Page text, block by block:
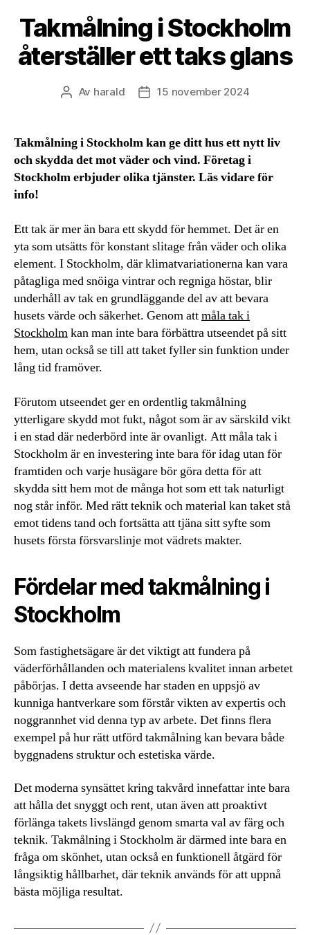
Takmålning i Stockholm
återställer ett taks glans
Inläggsförfattare
Av harald Inläggsdatum
15 november 2024
Takmålning i Stockholm kan ge ditt hus ett nytt liv
och skydda det mot väder och vind. Företag i
Stockholm erbjuder olika tjänster. Läs vidare för
info!
Ett tak är mer än bara ett skydd för hemmet. Det är en
yta som utsätts för konstant slitage från väder och olika
element. I Stockholm, där klimatvariationerna kan vara
påtagliga med snöiga vintrar och regniga höstar, blir
underhåll av tak en grundläggande del av att bevara
husets värde och säkerhet. Genom attmåla tak i
Stockholmkan man inte bara förbättra utseendet på sitt
hem, utan också se till att taket fyller sin funktion under
lång tid framöver.
Förutom utseendet ger en ordentlig takmålning
ytterligare skydd mot fukt, något som är av särskild vikt
i en stad där nederbörd inte är ovanligt. Att måla tak i
Stockholm är en investering inte bara för idag utan för
framtiden och varje husägare bör göra detta för att
skydda sitt hem mot de många hot som ett tak naturligt
nog står inför. Med rätt teknik och material kan taket stå
emot tidens tand och fortsätta att tjäna sitt syfte som
husets första försvarslinje mot vädrets makter.
Fördelar med takmålning i
Stockholm
Som fastighetsägare är det viktigt att fundera på
väderförhållanden och materialens kvalitet innan arbetet
påbörjas. I detta avseende har staden en uppsjö av
kunniga hantverkare som förstår vikten av expertis och
noggrannhet vid denna typ av arbete. Det finns flera
exempel på hur rätt utförd takmålning kan bevara både
byggnadens struktur och estetiska värde.
Det moderna synsättet kring takvård innefattar inte bara
att hålla det snyggt och rent, utan även att proaktivt
förlänga takets livslängd genom smarta val av färg och
teknik. Takmålning i Stockholm är därmed inte bara en
fråga om skönhet, utan också en funktionell åtgärd för
långsiktig hållbarhet, där teknik används för att uppnå
bästa möjliga resultat.